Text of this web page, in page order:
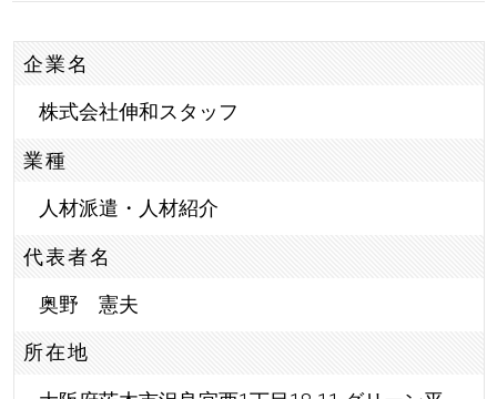
企業名
株式会社伸和スタッフ
業種
人材派遣・人材紹介
代表者名
奥野 憲夫
所在地